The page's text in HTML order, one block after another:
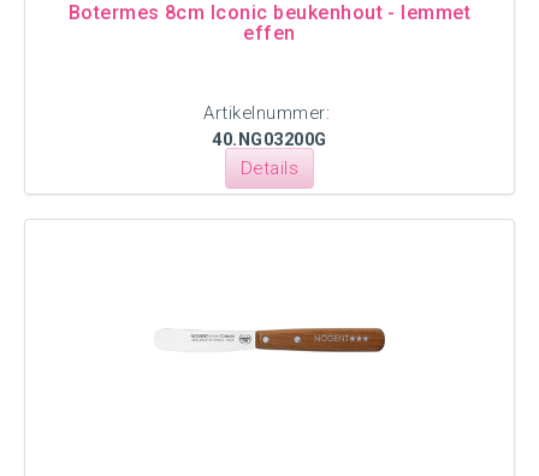
Botermes 8cm Iconic beukenhout - lemmet
effen
Artikelnummer:
40.NG03200G
Details